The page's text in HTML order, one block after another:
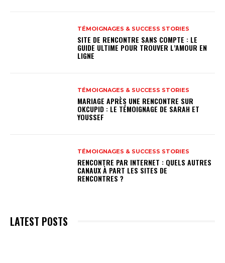
TÉMOIGNAGES & SUCCESS STORIES
SITE DE RENCONTRE SANS COMPTE : LE
GUIDE ULTIME POUR TROUVER L’AMOUR EN
LIGNE
TÉMOIGNAGES & SUCCESS STORIES
MARIAGE APRÈS UNE RENCONTRE SUR
OKCUPID : LE TÉMOIGNAGE DE SARAH ET
YOUSSEF
TÉMOIGNAGES & SUCCESS STORIES
RENCONTRE PAR INTERNET : QUELS AUTRES
CANAUX À PART LES SITES DE
RENCONTRES ?
LATEST POSTS